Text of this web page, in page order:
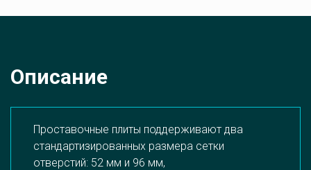
Описание
Проставочные плиты поддерживают два
стандартизированных размера сетки
отверстий: 52 мм и 96 мм,